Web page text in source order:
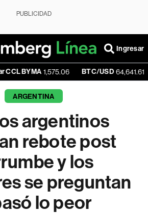
PUBLICIDAD
Ingresar
1,575.06 BTC/USD 64,641.61 -0.22%
ARGENTINA
argentinos
rebote post
y los
se preguntan
lo peor